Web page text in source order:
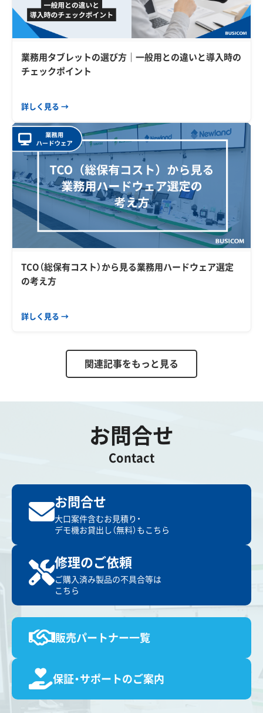
業務用タブレットの選び方｜一般用との違いと導入時の
チェックポイント
詳しく見る →
TCO（総保有コスト）から見る業務用ハードウェア選定
の考え方
詳しく見る →
関連記事をもっと見る
お問合せ
Contact
お問合せ
大口案件含むお見積り・
デモ機お貸出し（無料）もこちら
修理のご依頼
ご購入済み製品の不具合等は
こちら
販売パートナー一覧
保証・サポートのご案内